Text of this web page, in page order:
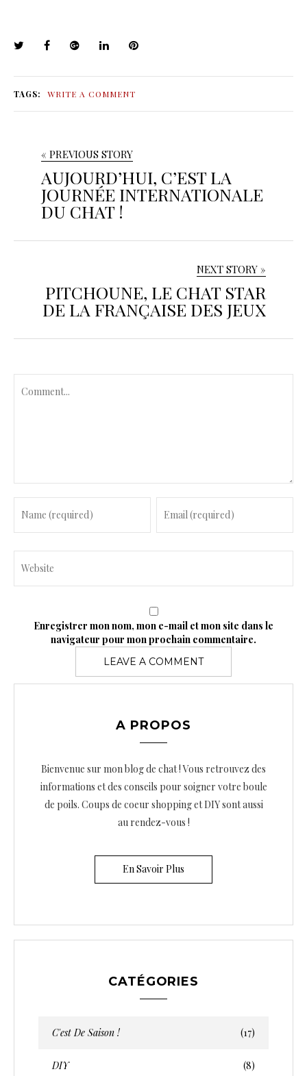
TAGS: WRITE A COMMENT
« PREVIOUS STORY
AUJOURD’HUI, C’EST LA
JOURNÉE INTERNATIONALE
DU CHAT !
NEXT STORY »
PITCHOUNE, LE CHAT STAR
DE LA FRANÇAISE DES JEUX
Enregistrer mon nom, mon e-mail et mon site dans le
navigateur pour mon prochain commentaire.
A PROPOS
Bienvenue sur mon blog de chat ! Vous retrouvez des
informations et des conseils pour soigner votre boule
de poils. Coups de coeur shopping et DIY sont aussi
au rendez-vous !
En Savoir Plus
CATÉGORIES
C'est De Saison ! (17)
DIY (8)